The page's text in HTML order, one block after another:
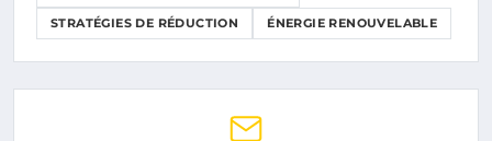
STRATÉGIES DE RÉDUCTION ÉNERGIE RENOUVELABLE